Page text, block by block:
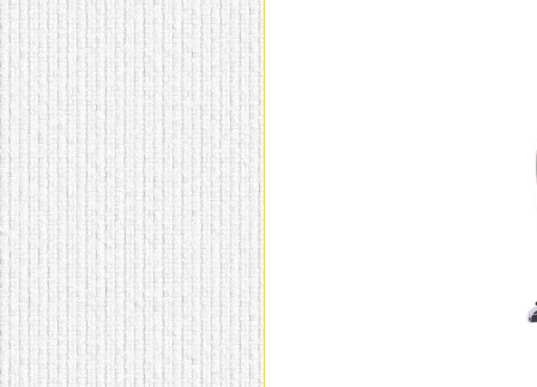
домашнем использовании.
Эта мебель имеет
некоторые преимущества
перед той же стенкой для
гостиной, к примеру,
поскольку она более
легкая и не загромождает
пространство. В спальне
этот предмет можно
поставить у изголовья
кровати, чтобы заполнить
пустующее там
место. Также стеллажи
очень часто используют в
качестве разграничителей
комнаты, например, на
рабочую зону и
пространство для отдыха.
Особенно это актуально
для однокомнатных
квартир.